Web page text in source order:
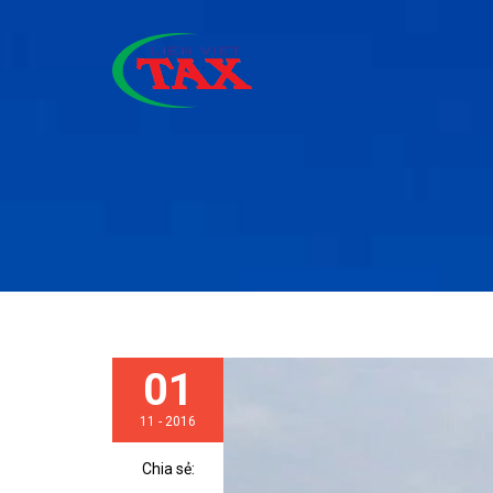
01
11 - 2016
Chia sẻ: